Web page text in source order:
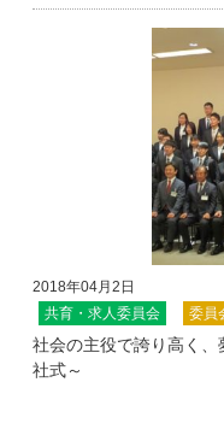
2018年04月2日
共育・求人委員会
委員
社会の主役で誇り高く
社式～